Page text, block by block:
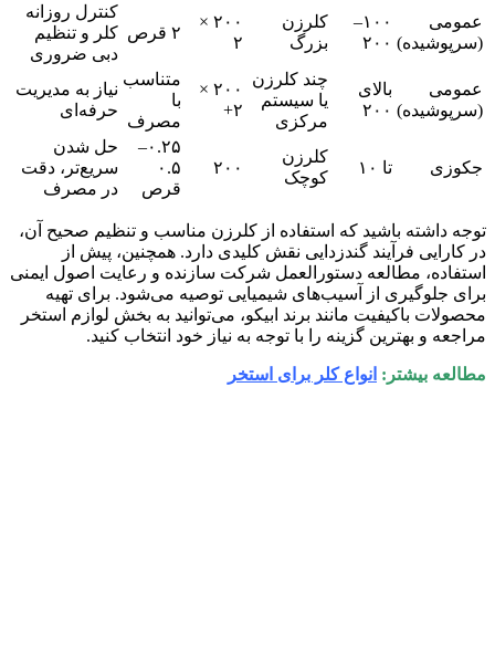
عمومی
(سرپوشیده)
۱۰۰–
۲۰۰
کلرزن
بزرگ
۲۰۰ ×
۲
۲ قرص
کنترل روزانه
کلر و تنظیم
دبی ضروری
عمومی
(سرپوشیده)
بالای
۲۰۰
چند کلرزن
یا سیستم
مرکزی
۲۰۰ ×
۲+
متناسب
با
مصرف
نیاز به مدیریت
حرفه‌ای
جکوزی تا ۱۰
کلرزن
کوچک
۲۰۰
۰.۲۵–
۰.۵
قرص
حل شدن
سریع‌تر، دقت
در مصرف
توجه داشته باشید که استفاده از کلرزن مناسب و تنظیم صحیح آن،
در کارایی فرآیند گندزدایی نقش کلیدی دارد. همچنین، پیش از
استفاده، مطالعه دستورالعمل شرکت سازنده و رعایت اصول ایمنی
برای جلوگیری از آسیب‌های شیمیایی توصیه می‌شود. برای تهیه
محصولات باکیفیت مانند برند ابیکو، می‌توانید به بخش لوازم استخر
مراجعه و بهترین گزینه را با توجه به نیاز خود انتخاب کنید.
مطالعه بیشتر: انواع کلر برای استخر